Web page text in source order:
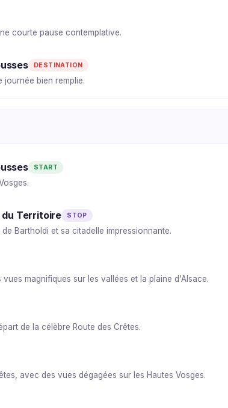
courte pause contemplative.
DESTINATION
journée bien remplie.
START
du Territoire STOP
Bartholdi et sa citadelle impressionnante.
magnifiques sur les vallées et la plaine d'Alsace.
de la célèbre Route des Crêtes.
avec des vues dégagées sur les Hautes Vosges.